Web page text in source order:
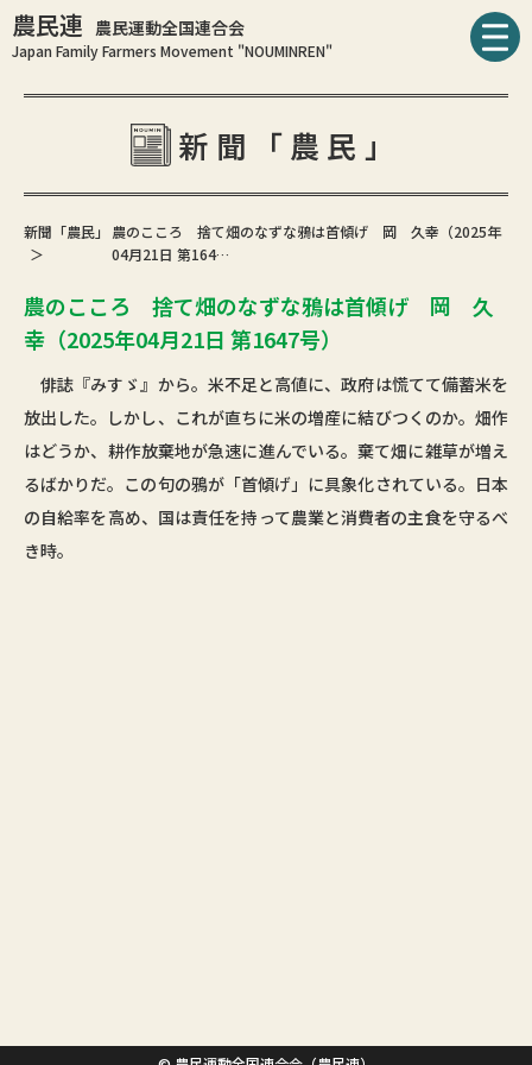
農民連 農民運動全国連合会
Japan Family Farmers Movement "NOUMINREN"
新聞「農民」
新聞「農民」 農のこころ 捨て畑のなずな鴉は首傾げ 岡 久幸（2025年
04月21日 第164…
農のこころ 捨て畑のなずな鴉は首傾げ 岡 久
幸（2025年04月21日 第1647号）
俳誌『みすゞ』から。米不足と高値に、政府は慌てて備蓄米を
放出した。しかし、これが直ちに米の増産に結びつくのか。畑作
はどうか、耕作放棄地が急速に進んでいる。棄て畑に雑草が増え
るばかりだ。この句の鴉が「首傾げ」に具象化されている。日本
の自給率を高め、国は責任を持って農業と消費者の主食を守るべ
き時。